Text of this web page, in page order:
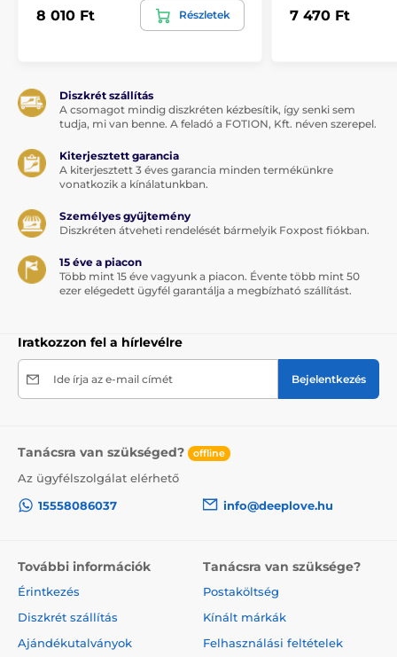
8 010 Ft Részletek 7 470 Ft
Diszkrét szállítás
A csomagot mindig diszkréten kézbesítik, így senki sem
tudja, mi van benne. A feladó a FOTION, Kft. néven szerepel.
Kiterjesztett garancia
A kiterjesztett 3 éves garancia minden termékünkre
vonatkozik a kínálatunkban.
Személyes gyűjtemény
Diszkréten átveheti rendelését bármelyik Foxpost fiókban.
15 éve a piacon
Több mint 15 éve vagyunk a piacon. Évente több mint 50
ezer elégedett ügyfél garantálja a megbízható szállítást.
Iratkozzon fel a hírlevélre
Ide írja az e-mail címét Bejelentkezés
Tanácsra van szükséged? offline
Az ügyfélszolgálat elérhető
15558086037
info@deeplove.hu
További információk
Érintkezés
Diszkrét szállítás
Ajándékutalványok
Tanácsra van szüksége?
Postaköltség
Kínált márkák
Felhasználási feltételek